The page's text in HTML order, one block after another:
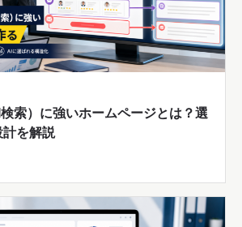
索）に強いホームページとは？選
計を解説